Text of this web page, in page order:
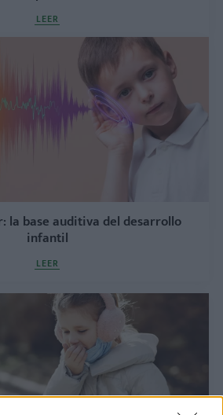
LEER
la base auditiva del desarrollo
infantil
LEER